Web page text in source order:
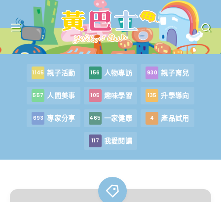
1145 親子活動 156 人物專訪 930 親子育兒
557 人間美事 105 趣味學習 135 升學導向
693 專家分享 465 一家健康 4 產品試用
117 我愛閱讀